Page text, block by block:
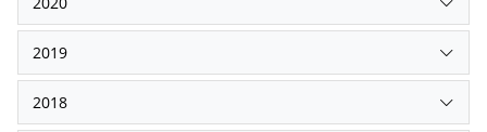
2019
2018